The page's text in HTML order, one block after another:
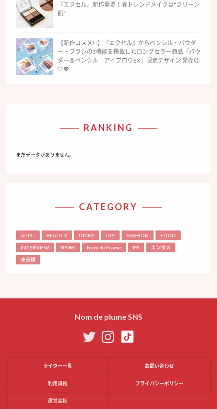
『エクセル』新作登場！春トレンドメイクは“クリーン
肌”
【新作コスメ!!】『エクセル』からペンシル・パウダ
ー・ブラシの3機能を搭載したロングセラー商品「パウ
ダー＆ペンシル アイブロウEX」限定デザイン 発売😉
🤍💖
RANKING
まだデータがありません。
CATEGORY
APPLI BEAUTY DIARY DIY FASHION FOOD
INTERVIEW NEWS Nom de Frame PR エンタメ
未分類
Nom de plume SNS
ライター一覧 お問い合わせ
利用規約 プライバシーポリシー
運営会社